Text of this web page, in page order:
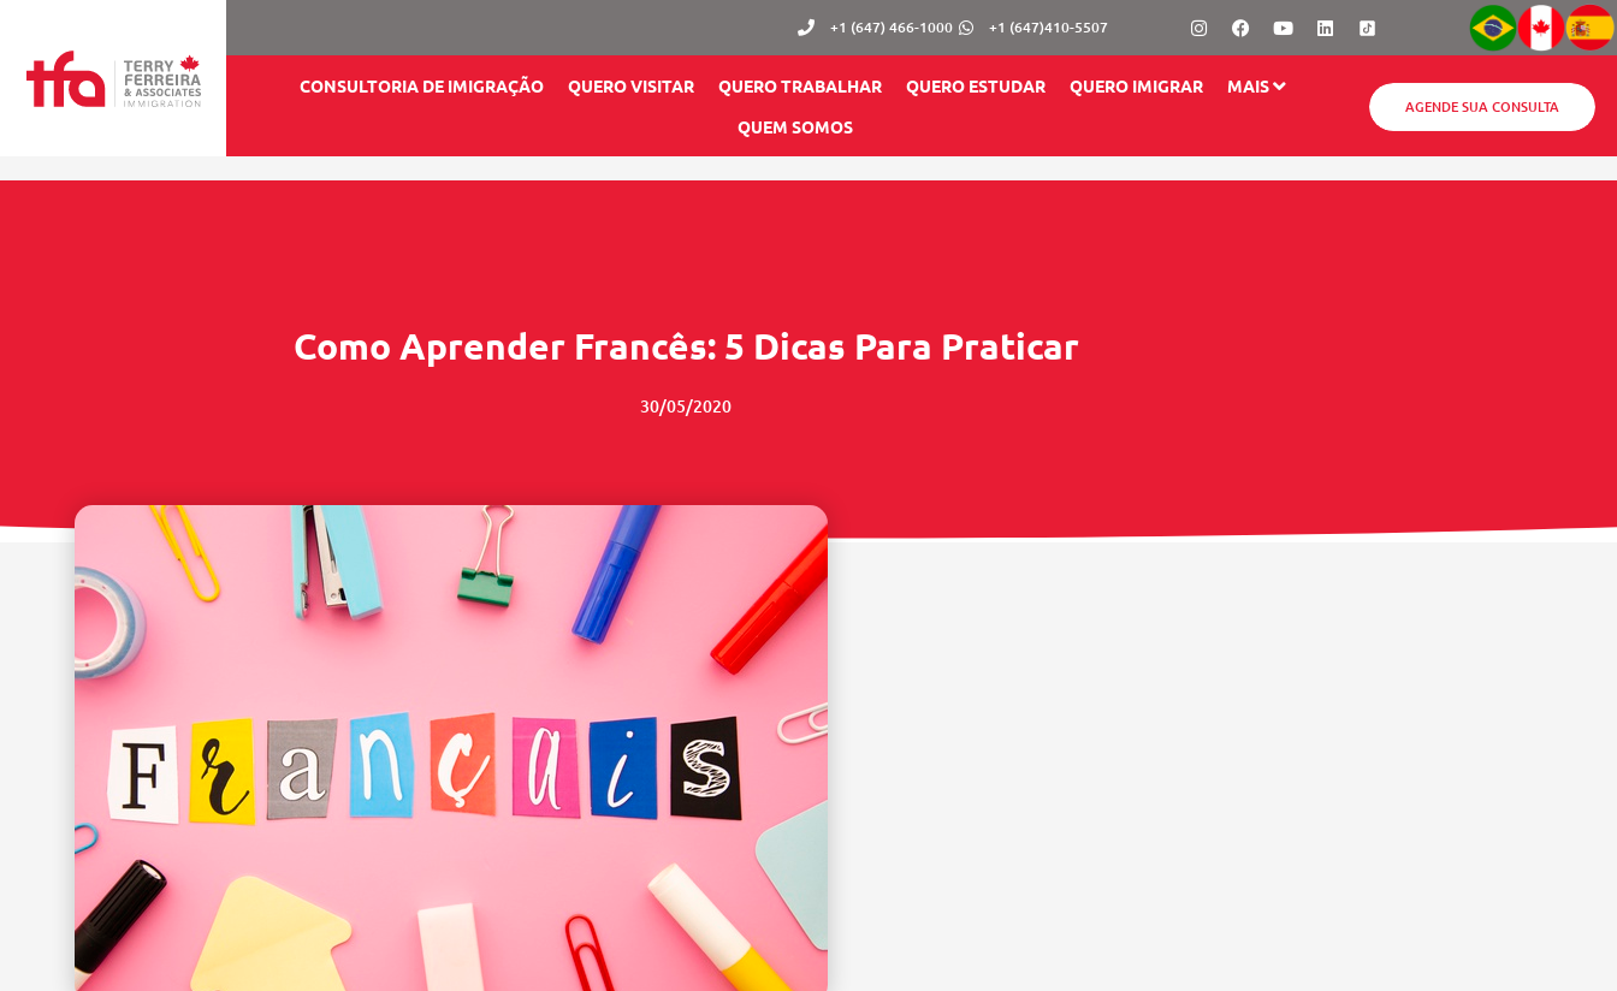
+1 (647) 466-1000 +1 (647)410-5507 InstagramFacebook
YoutubeLinkedin
CONSULTORIA DE IMIGRAÇÃO QUERO VISITAR QUERO TRABALHAR QUERO ESTUDAR QUERO IMIGRAR
MAIS
QUEM SOMOS
AGENDE SUA CONSULTA
Como Aprender Francês: 5 Dicas Para Praticar
30/05/2020